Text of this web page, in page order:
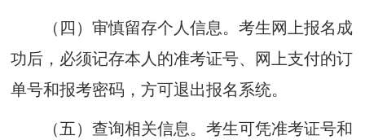
（四）审慎留存个人信息。考生网上报名成
功后 ， 必须记存本人的准考证号、网上支付的订
单号和报考密码，方可退出报名系统。
（五）查询相关信息。考生可凭准考证号和